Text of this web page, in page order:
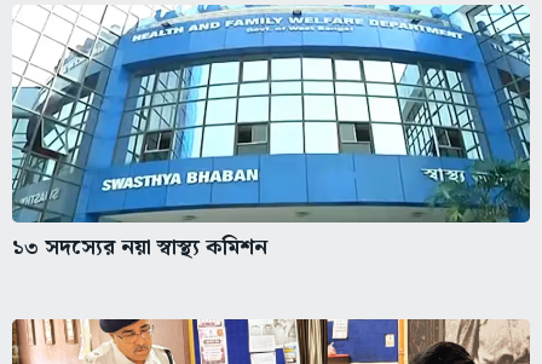
১৩ সদস্যের নয়া স্বাস্থ্য কমিশন